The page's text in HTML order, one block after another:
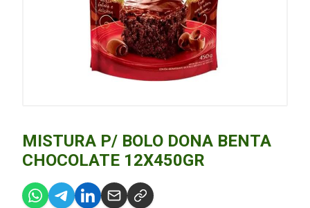
MISTURA P/ BOLO DONA BENTA
CHOCOLATE 12X450GR